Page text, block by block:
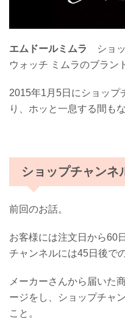
エムドールミムラ
ショッ
ウォッチ ミムラのブラン
2015年1月5日にショップ
り、ホッと一息する間も
ショップチャンネ
前回のお話。
お客様には注文日から60
チャンネルには45日後で
メーカーさんから届いた
ージをし、ショップチャ
こと。